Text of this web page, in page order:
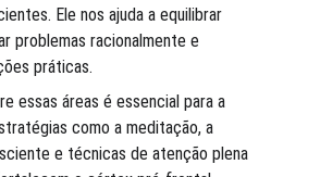
Ele nos ajuda a equilibrar
problemas racionalmente e
práticas.
essas áreas é essencial para a
como a meditação, a
e técnicas de atenção plena